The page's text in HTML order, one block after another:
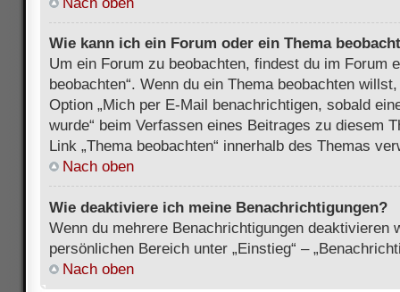
Wie kann ich ein Forum oder ein Thema
Um ein Forum zu beobachten, findest du im Forum
beobachten“. Wenn du ein Thema beobachten
Option „Mich per E-Mail benachrichtigen, sobald
wurde“ beim Verfassen eines Beitrages zu diesem
Link „Thema beobachten“ innerhalb des Themas
Nach oben
Wie deaktiviere ich meine Benachrichtigungen?
Wenn du mehrere Benachrichtigungen deaktivieren
persönlichen Bereich unter „Einstieg“ –
Nach oben